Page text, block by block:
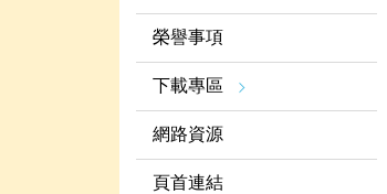
榮譽事項
下載專區
網路資源
頁首連結